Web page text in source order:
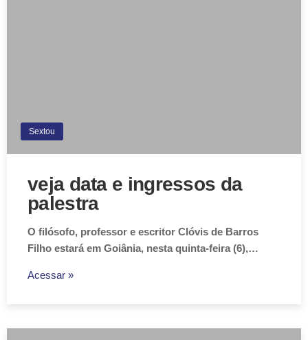
Sextou
veja data e ingressos da
palestra
O filósofo, professor e escritor Clóvis de Barros
Filho estará em Goiânia, nesta quinta-feira (6),…
Acessar »